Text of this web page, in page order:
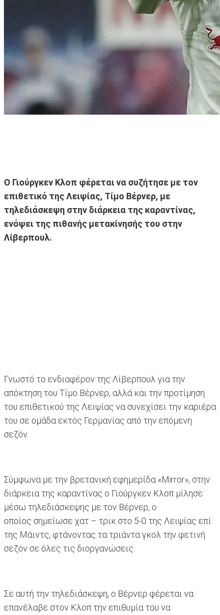
Ο Γιούργκεν Κλοπ φέρεται να συζήτησε με τον
επιθετικό της Λειψίας, Τίμο Βέρνερ, με
τηλεδιάσκεψη στην διάρκεια της καραντίνας,
ενόψει της πιθανής μετακίνησής του στην
Λίβερπουλ.
Γνωστό το ενδιαφέρον της Λίβερπουλ για την
απόκτηση του Τίμο Βέρνερ, αλλά και την προτίμηση
του επιθετικού της Λειψίας να συνεχίσει την καριέρα
του σε ομάδα εκτός Γερμανίας από την επόμενη
σεζόν.
Σύμφωνα με την βρετανική εφημερίδα «Mirror», στην
διάρκεια της καραντίνας ο Γιούργκεν Κλοπ μίλησε
μέσω τηλεδιάσκεψης με τον Βέρνερ, ο
οποίος σημείωσε χατ – τρικ στο 5-0 της Λειψίας επί
της Μάιντς, φτάνοντας τα τριάντα γκολ την φετινή
σεζόν σε όλες τις διοργανώσεις.
Σε αυτή την τηλεδιάσκεψη, ο Βέρνερ φέρεται να
επανέλαβε στον Κλοπ την επιθυμία του να